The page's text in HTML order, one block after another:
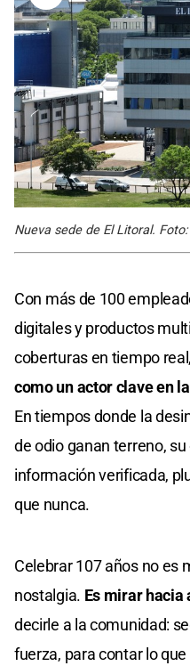
Nueva sede de El Litoral.
Con más de 100
digitales y productos
coberturas en tiempo real,
como un actor clave en
En tiempos donde la
de odio ganan terreno,
información verificada,
que nunca.
Celebrar 107 años no es
nostalgia. Es mirar hacia
decirle a la comunidad:
fuerza, para contar lo